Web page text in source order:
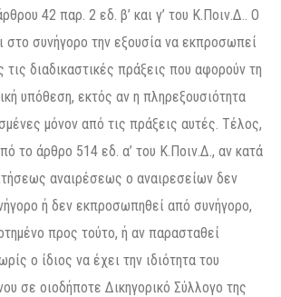
42 παρ. 2 εδ. β’ και γ’ του Κ.Ποιν.Δ.. Ο
στο συνήγορο την εξουσία να εκπροσωπεί
τις διαδικαστικές πράξεις που αφορούν τη
υπόθεση, εκτός αν η πληρεξουσιότητα
μόνον από τις πράξεις αυτές. Τέλος,
το άρθρο 514 εδ. α’ του Κ.Ποιν.Δ., αν κατά
αναιρέσεως ο αναιρεσείων δεν
ή δεν εκπροσωπηθεί από συνήγορο,
προς τούτο, ή αν παρασταθεί
ο ίδιος να έχει την ιδιότητα του
σε οιοδήποτε Δικηγορικό Σύλλογο της